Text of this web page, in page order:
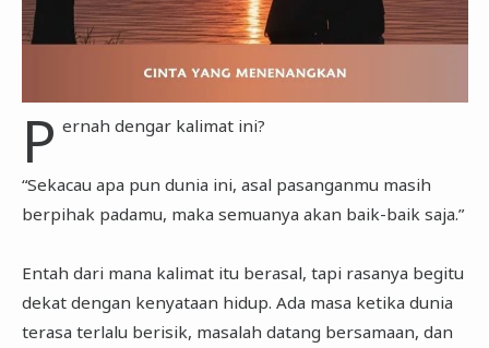
P ernah dengar kalimat ini?
“Sekacau apa pun dunia ini, asal pasanganmu masih
berpihak padamu, maka semuanya akan baik-baik saja.”
Entah dari mana kalimat itu berasal, tapi rasanya begitu
dekat dengan kenyataan hidup. Ada masa ketika dunia
terasa terlalu berisik, masalah datang bersamaan, dan